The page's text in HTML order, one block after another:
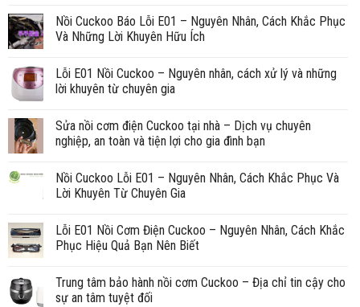
Nồi Cuckoo Báo Lỗi E01 – Nguyên Nhân, Cách Khắc Phục
Và Những Lời Khuyên Hữu Ích
Lỗi E01 Nồi Cuckoo – Nguyên nhân, cách xử lý và những
lời khuyên từ chuyên gia
Sửa nồi cơm điện Cuckoo tại nhà – Dịch vụ chuyên
nghiệp, an toàn và tiện lợi cho gia đình bạn
Nồi Cuckoo Lỗi E01 – Nguyên Nhân, Cách Khắc Phục Và
Lời Khuyên Từ Chuyên Gia
Lỗi E01 Nồi Cơm Điện Cuckoo – Nguyên Nhân, Cách Khắc
Phục Hiệu Quả Bạn Nên Biết
Trung tâm bảo hành nồi cơm Cuckoo – Địa chỉ tin cậy cho
sự an tâm tuyệt đối